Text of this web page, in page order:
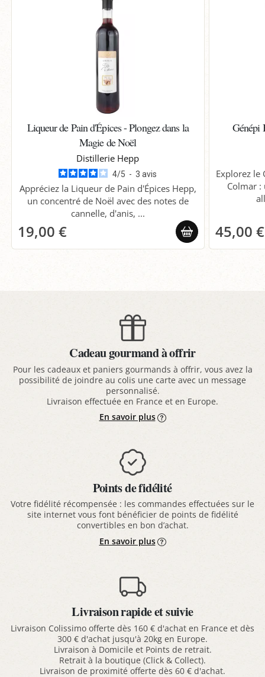
Liqueur de Pain d'Épices - Plongez dans la
Magie de Noël
Distillerie Hepp
4/5 - 3avis
Appréciez la Liqueur de Pain d'Épices Hepp,
un concentré de Noël avec des notes de
cannelle, d'anis, ...
19,00 €
Génépi
Explorez le
Colmar
45,00 €
Cadeau gourmand à offrir
Pour les cadeaux et paniers gourmands à offrir, vous avez la
possibilité de joindre au colis une carte avec un message
personnalisé.
Livraison effectuée en France et en Europe.
En savoir plus
Points de fidélité
Votre fidélité récompensée : les commandes effectuées sur le
site internet vous font bénéficier de points de fidélité
convertibles en bon d’achat.
En savoir plus
Livraison rapide et suivie
Livraison Colissimo offerte dès 160 € d'achat en France et dès
300 € d'achat jusqu'à 20kg en Europe.
Livraison à Domicile et Points de retrait.
Retrait à la boutique (Click & Collect).
Livraison de proximité offerte dès 60 € d'achat.